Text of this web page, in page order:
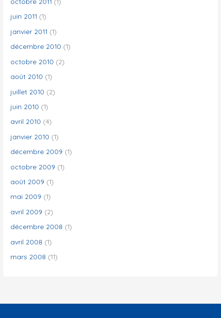
juin 2011 (1)
janvier 2011 (1)
décembre 2010 (1)
octobre 2010 (2)
août 2010 (1)
juillet 2010 (2)
juin 2010 (1)
avril 2010 (4)
janvier 2010 (1)
décembre 2009 (1)
octobre 2009 (1)
août 2009 (1)
mai 2009 (1)
avril 2009 (2)
décembre 2008 (1)
avril 2008 (1)
mars 2008 (11)